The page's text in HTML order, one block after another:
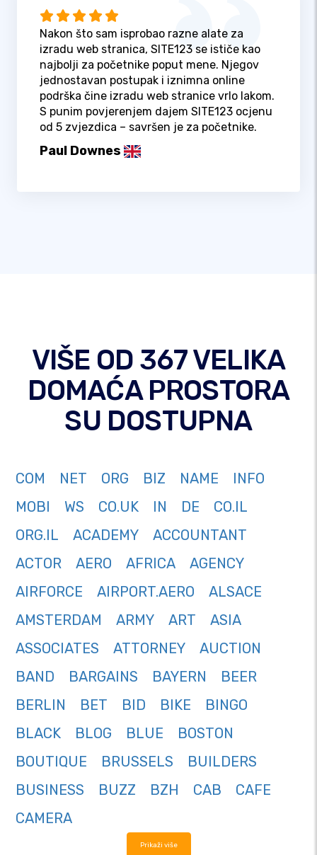
Nakon što sam isprobao razne alate za
izradu web stranica, SITE123 se ističe kao
najbolji za početnike poput mene. Njegov
jednostavan postupak i iznimna online
podrška čine izradu web stranice vrlo lakom.
S punim povjerenjem dajem SITE123 ocjenu
od 5 zvjezdica – savršen je za početnike.
Paul Downes
VIŠE OD 367 VELIKA
DOMAĆA PROSTORA
SU DOSTUPNA
COM NET ORG BIZ NAME
INFO
MOBI
WS CO.UK IN DE
CO.IL
ORG.IL
ACADEMY
ACCOUNTANT
ACTOR
AERO AFRICA
AGENCY
AIRFORCE
AIRPORT.AERO
ALSACE
AMSTERDAM
ARMY ART
ASIA
ASSOCIATES
ATTORNEY
AUCTION
BAND
BARGAINS BAYERN
BEER
BERLIN
BET BID BIKE
BINGO
BLACK
BLOG BLUE
BOSTON
BOUTIQUE
BRUSSELS
BUILDERS
BUSINESS
BUZZ BZH CAB
CAFE
CAMERA
Prikaži više